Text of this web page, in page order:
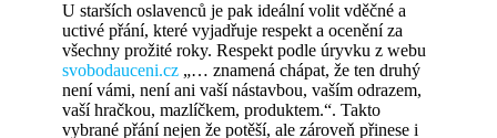
U starších oslavenců je pak ideální volit vděčné a
uctivé přání, které vyjadřuje respekt a ocenění za
všechny prožité roky. Respekt podle úryvku z webu
svobodauceni.cz „… znamená chápat, že ten druhý
není vámi, není ani vaší nástavbou, vaším odrazem,
vaší hračkou, mazlíčkem, produktem.“. Takto
vybrané přání nejen že potěší, ale zároveň přinese i